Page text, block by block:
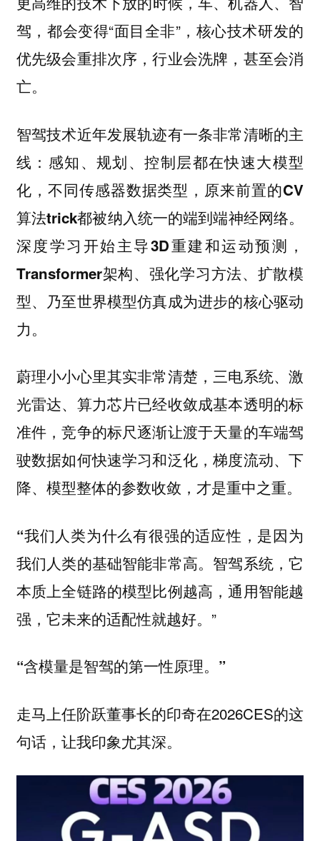
驾，都会变得“面目全非”，核心技术研发的
优先级会重排次序，行业会洗牌，甚至会消
亡。
智驾技术近年发展轨迹有一条非常清晰的主
线： 感知、规划、控制层都在快速大模型
化，不同传感器数据类型，原来前置的CV
算法trick都被纳入统一的端到端神经网络。
深度学习开始主导3D重建和运动预测，
Transformer架构、强化学习方法、扩散模
型、乃至世界模型仿真成为进步的核心驱动
力。
蔚理小小心里其实非常清楚，三电系统、激
光雷达、算力芯片已经收敛成基本透明的标
准件，竞争的标尺逐渐让渡于天量的车端驾
驶数据如何快速学习和泛化 ，梯度流动、下
降、模型整体的参数收敛，才是重中之重。
“我们人类为什么有很强的适应性，是因为
我们人类的基础智能非常高。智驾系统，它
本质上全链路的模型比例越高，通用智能越
强，它未来的适配性就越好。 ”
“含模量是智驾的第一性原理。”
走马上任阶跃董事长的印奇在2026CES的这
句话，让我印象尤其深。